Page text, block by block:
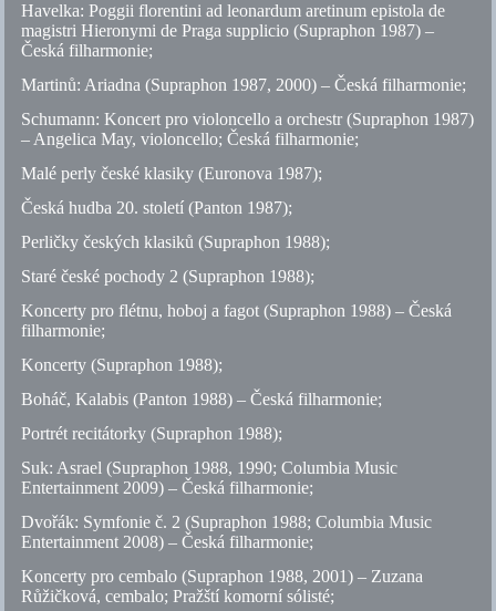
Havelka: Poggii florentini ad leonardum aretinum epistola de
magistri Hieronymi de Praga supplicio (Supraphon 1987) –
Česká filharmonie;
Martinů: Ariadna (Supraphon 1987, 2000) – Česká filharmonie;
Schumann: Koncert pro violoncello a orchestr (Supraphon 1987)
– Angelica May, violoncello; Česká filharmonie;
Malé perly české klasiky (Euronova 1987);
Česká hudba 20. století (Panton 1987);
Perličky českých klasiků (Supraphon 1988);
Staré české pochody 2 (Supraphon 1988);
Koncerty pro flétnu, hoboj a fagot (Supraphon 1988) – Česká
filharmonie;
Koncerty (Supraphon 1988);
Boháč, Kalabis (Panton 1988) – Česká filharmonie;
Portrét recitátorky (Supraphon 1988);
Suk: Asrael (Supraphon 1988, 1990; Columbia Music
Entertainment 2009) – Česká filharmonie;
Dvořák: Symfonieč. 2 (Supraphon 1988; Columbia Music
Entertainment 2008) – Česká filharmonie;
Koncerty pro cembalo (Supraphon 1988, 2001) – Zuzana
Růžičková, cembalo; Pražští komorní sólisté;